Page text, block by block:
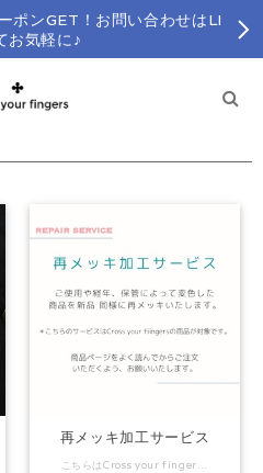
ポンGET！お問い合わせはLI
お気軽に♪
再メッキ加工サービス
こちらはCross your fingersのアクセサリーのみのサービスとなっております。 （ご購入経路は問いません。） Lineお友達限定クーポンは対象外とさせていただきます。 ご使用、経年、保管状態により、変色や色抜けしてしまったアクセサリーを新品同様にしてお戻しいたします。 メールでのご連絡が必須となりますので、 必ず